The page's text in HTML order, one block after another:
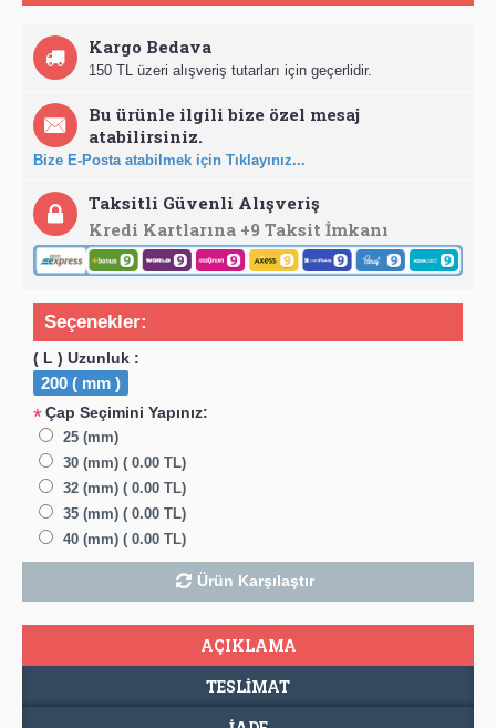
Kargo Bedava
150 TL üzeri alışveriş tutarları için geçerlidir.
Bu ürünle ilgili bize özel mesaj
atabilirsiniz.
Bize E-Posta atabilmek için Tıklayınız...
Taksitli Güvenli Alışveriş
Kredi Kartlarına +9 Taksit İmkanı
Seçenekler:
( L ) Uzunluk :
200 ( mm )
*Çap Seçimini Yapınız:
25 (mm)
30 (mm) ( 0.00 TL)
32 (mm) ( 0.00 TL)
35 (mm) ( 0.00 TL)
40 (mm) ( 0.00 TL)
Ürün Karşılaştır
AÇIKLAMA
TESLIMAT